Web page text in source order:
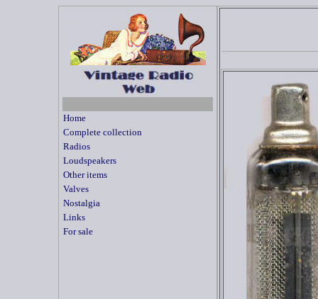
Home
Complete collection
Radios
Loudspeakers
Other items
Valves
Nostalgia
Links
For sale